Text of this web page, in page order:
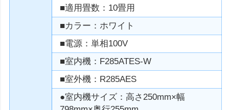
■適用畳数：10畳用
■カラー：ホワイト
■電源：単相100V
■室内機：F285ATES-W
■室外機：R285AES
●室内機サイズ：高さ250mm×幅